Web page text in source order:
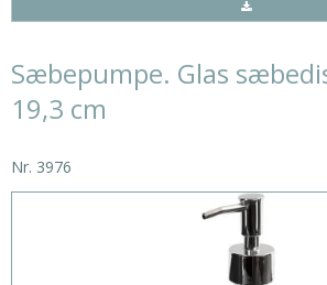
Sæbepumpe. Glas
19,3 cm
Nr. 3976